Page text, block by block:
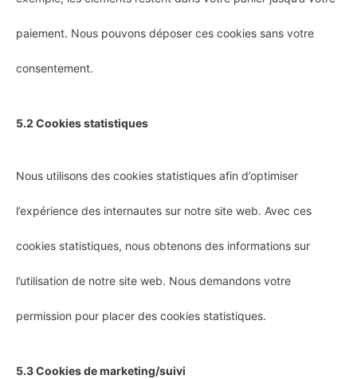
paiement. Nous pouvons déposer ces cookies sans votre
consentement.
5.2 Cookies statistiques
Nous utilisons des cookies statistiques afin d’optimiser
l’expérience des internautes sur notre site web. Avec ces
cookies statistiques, nous obtenons des informations sur
l’utilisation de notre site web. Nous demandons votre
permission pour placer des cookies statistiques.
5.3 Cookies de marketing/suivi